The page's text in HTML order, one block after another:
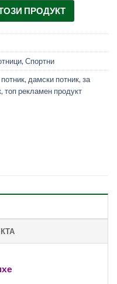
ПРОДУКТ
,Спортни
,дамски потник,за
,топ рекламен продукт